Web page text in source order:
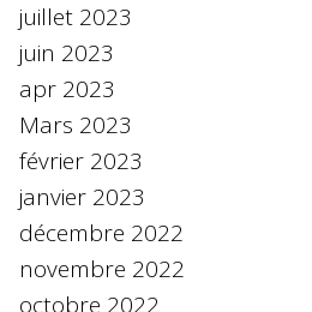
juillet 2023
juin 2023
apr 2023
Mars 2023
février 2023
janvier 2023
décembre 2022
novembre 2022
octobre 2022